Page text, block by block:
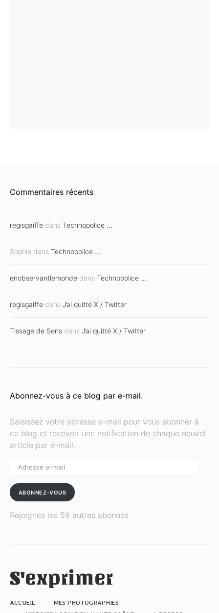
Commentaires récents
regisgaiffe dans Technopolice …
Sophie dans Technopolice …
enobservantlemonde dans Technopolice …
regisgaiffe dans J’ai quitté X / Twitter
Tissage de Sens dans J’ai quitté X / Twitter
Abonnez-vous à ce blog par e-mail.
Saisissez votre adresse e-mail pour vous abonner à
ce blog et recevoir une notification de chaque nouvel
article par e-mail.
ABONNEZ-VOUS
Rejoignez les 59 autres abonnés
S'exprimer
ACCUEIL
MES PHOTOGRAPHIES